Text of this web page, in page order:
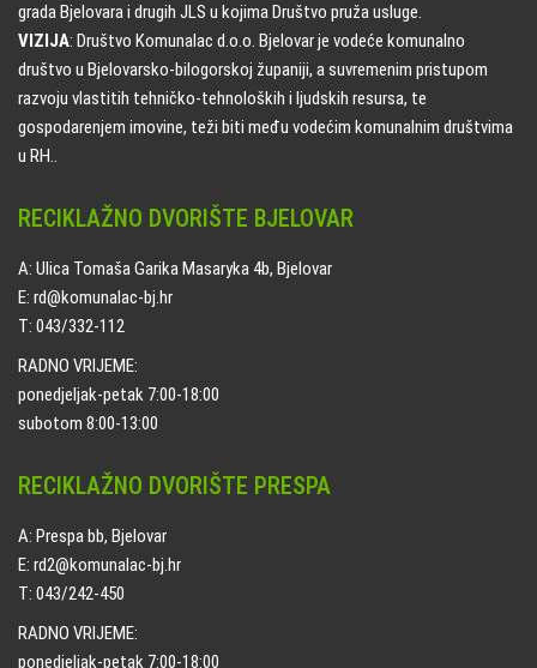
grada Bjelovara i drugih JLS u kojima Društvo pruža usluge.
VIZIJA: Društvo Komunalac d.o.o. Bjelovar je vodeće komunalno
društvo u Bjelovarsko-bilogorskoj županiji, a suvremenim pristupom
razvoju vlastitih tehničko-tehnoloških i ljudskih resursa, te
gospodarenjem imovine, teži biti među vodećim komunalnim društvima
u RH..
RECIKLAŽNO DVORIŠTE BJELOVAR
A: Ulica Tomaša Garika Masaryka 4b, Bjelovar
E: rd@komunalac-bj.hr
T: 043/332-112
RADNO VRIJEME:
ponedjeljak-petak 7:00-18:00
subotom 8:00-13:00
RECIKLAŽNO DVORIŠTE PRESPA
A: Prespa bb, Bjelovar
E: rd2@komunalac-bj.hr
T: 043/242-450
RADNO VRIJEME:
ponedjeljak-petak 7:00-18:00